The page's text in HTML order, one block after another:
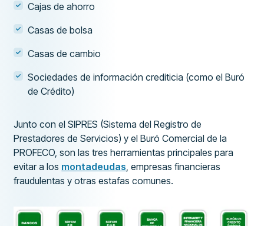
Cajas de ahorro
Casas de bolsa
Casas de cambio
Sociedades de información crediticia (como el Buró
de Crédito)
Junto con el SIPRES (Sistema del Registro de
Prestadores de Servicios) y el Buró Comercial de la
PROFECO, son las tres herramientas principales para
evitar a los montadeudas, empresas financieras
fraudulentas y otras estafas comunes.